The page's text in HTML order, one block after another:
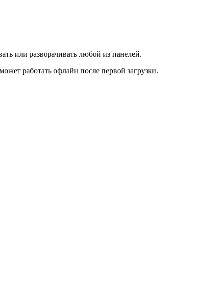
или разворачивать любой из панелей.
работать офлайн после первой загрузки.